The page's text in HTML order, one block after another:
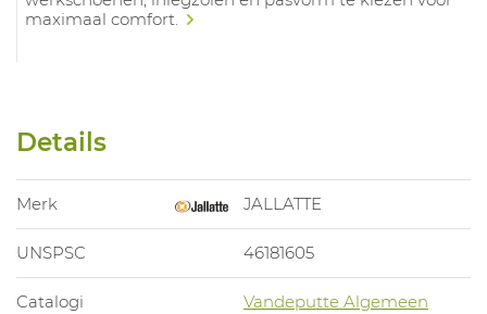
maximaal comfort.
Details
Merk JALLATTE
UNSPSC 46181605
Catalogi Vandeputte Algemeen